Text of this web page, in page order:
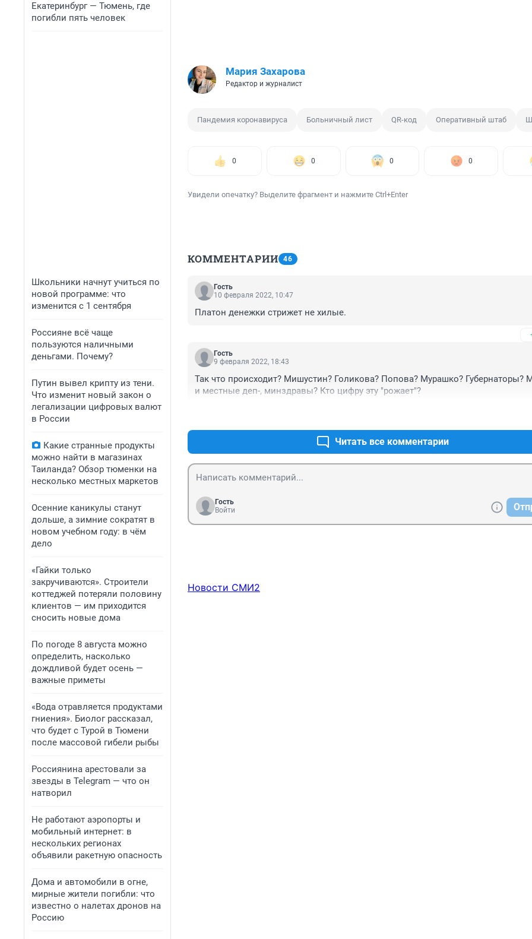
Екатеринбург — Тюмень, где
погибли пять человек
Школьники начнут учиться по
новой программе: что
изменится с 1 сентября
Россияне всё чаще
пользуются наличными
деньгами. Почему?
Путин вывел крипту из тени.
Что изменит новый закон о
легализации цифровых валют
в России
Какие странные продукты
можно найти в магазинах
Таиланда? Обзор тюменки на
несколько местных маркетов
Осенние каникулы станут
дольше, а зимние сократят в
новом учебном году: в чём
дело
«Гайки только
закручиваются». Строители
коттеджей потеряли половину
клиентов — им приходится
сносить новые дома
По погоде 8 августа можно
определить, насколько
дождливой будет осень —
важные приметы
«Вода отравляется продуктами
гниения». Биолог рассказал,
что будет с Турой в Тюмени
после массовой гибели рыбы
Россиянина арестовали за
звезды в Telegram — что он
натворил
Не работают аэропорты и
мобильный интернет: в
нескольких регионах
объявили ракетную опасность
Дома и автомобили в огне,
мирные жители погибли: что
известно о налетах дронов на
Россию
Мария Захарова
Редактор и журналист
Пандемия коронавируса Больничный лист QR-код Оперативный штаб
0 0 0 0
Увидели опечатку? Выделите фрагмент и нажмите Ctrl+Enter
КОММЕНТАРИИ 46
Гость
10 февраля 2022, 10:47
Платон денежки стрижет не хилые.
Гость
9 февраля 2022, 18:43
Так что происходит? Мишустин? Голикова? Попова? Мурашко? Губернаторы?
и местные деп-, минздравы? Кто цифру эту "рожает"?
Читать все комментарии
Гость
Войти
Новости СМИ2